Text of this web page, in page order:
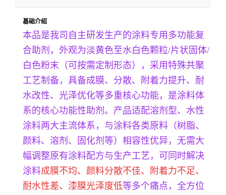
基础介绍
本品是我司自主研发生产的涂料专用多功能复
合助剂，外观为淡黄色至水白色颗粒/片状固体/
白色粉末（可按需定制形态），采用特殊共聚
工艺制备，具备成膜、分散、附着力提升、耐
水改性、光泽优化等多重核心功能，是涂料体
系的核心功能性助剂。产品适配溶剂型、水性
涂料两大主流体系，与涂料各类原料（树脂、
颜料、溶剂、固化剂等）相容性优异，无需大
幅调整原有涂料配方与生产工艺，可同时解决
涂料成膜不均、颜料分散不佳、附着力不足、
耐水性差、漆膜光泽度低等多个痛点，全方位